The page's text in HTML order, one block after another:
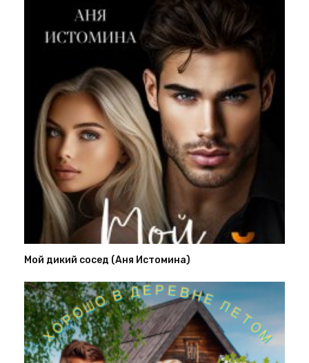
Мой дикий сосед (Аня Истомина)